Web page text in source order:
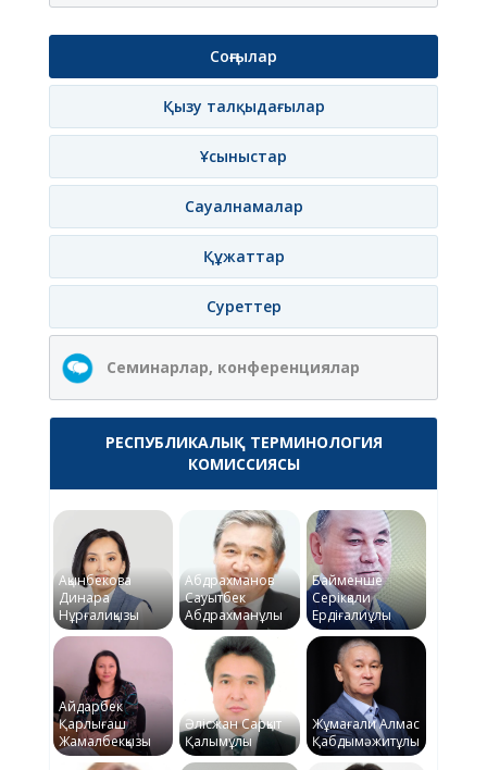
Соңғылар
Қызу талқыдағылар
Ұсыныстар
Сауалнамалар
Құжаттар
Суреттер
Семинарлар, конференциялар
РЕСПУБЛИКАЛЫҚ ТЕРМИНОЛОГИЯ
КОМИССИЯСЫ
Ақынбекова
Динара
Нұрғалиқызы
Абдрахманов
Сауытбек
Абдрахманұлы
Байменше
Серікқали
Ердіғалиұлы
Айдарбек
Қарлығаш
Жамалбекқызы
Әлісжан Сарқыт
Қалымұлы
Жұмағали Алмас
Қабдымәжитұлы